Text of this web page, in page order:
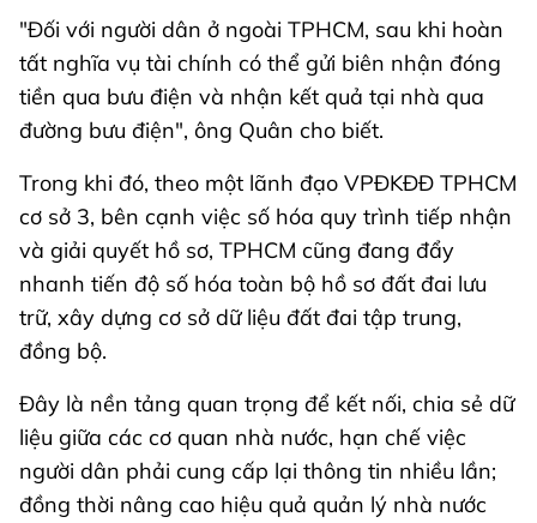
"Đối với người dân ở ngoài TPHCM, sau khi hoàn
tất nghĩa vụ tài chính có thể gửi biên nhận đóng
tiền qua bưu điện và nhận kết quả tại nhà qua
đường bưu điện", ông Quân cho biết.
Trong khi đó, theo một lãnh đạo VPĐKĐĐ TPHCM
cơ sở 3, bên cạnh việc số hóa quy trình tiếp nhận
và giải quyết hồ sơ, TPHCM cũng đang đẩy
nhanh tiến độ số hóa toàn bộ hồ sơ đất đai lưu
trữ, xây dựng cơ sở dữ liệu đất đai tập trung,
đồng bộ.
Đây là nền tảng quan trọng để kết nối, chia sẻ dữ
liệu giữa các cơ quan nhà nước, hạn chế việc
người dân phải cung cấp lại thông tin nhiều lần;
đồng thời nâng cao hiệu quả quản lý nhà nước